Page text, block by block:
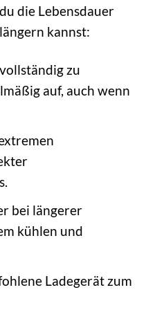
die Lebensdauer
kannst:
zu
auf, auch wenn
bei längerer
kühlen und
Ladegerät zum